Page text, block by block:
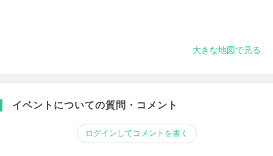
大きな地図で見る
イベントについての質問・コメント
ログインしてコメントを書く